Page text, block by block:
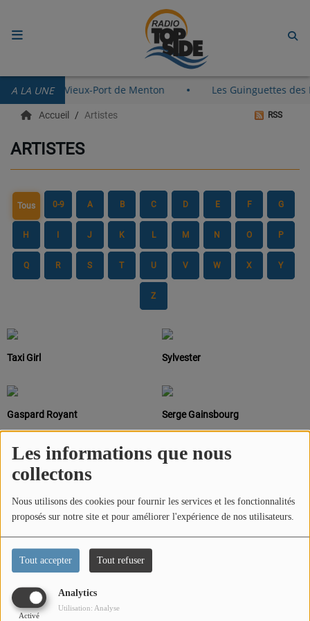
Les informations que nous
collectons
Nous utilisons des cookies pour fournir les services et les fonctionnalités
proposés sur notre site et pour améliorer l'expérience de nos utilisateurs.
Tout accepter Tout refuser
Analytics
Activé
Utilisation: Analyse
A LA UNE
le 8 août au Vieux-Port de Menton Les Guinguettes
RADIO
ECOUTER
RECHERCHE DE TITRES
TÉLÉCHARGER L'APPLICATION.
EMISSIONS
LIVE DJ
Team Building Radio
CÔTE D'AZUR
EVÉNEMENTS
HIGH-TECH
SPORT
SANTÉ
Accueil Artistes RSS
ARTISTES
Tous 0-9 A B C D E F G
H J K L M N O P
Q R S T U V W X Y
Z
Taxi Girl Sylvester
Gaspard Royant Serge Gainsbourg
Lee Dorsey
Boy